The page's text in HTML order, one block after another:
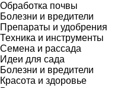
Обработка почвы
Болезни и вредители
Препараты и удобрения
Техника и инструменты
Семена и рассада
Идеи для сада
Болезни и вредители
Красота и здоровье